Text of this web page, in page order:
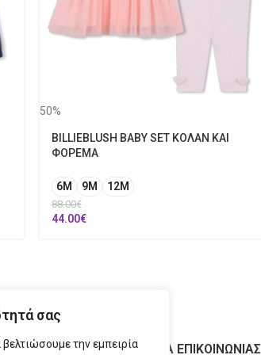
σας
την εμπειρία
50%
BILLIEBLUSH BABY SET ΚΟΛΑΝ ΚΑΙ
ΦΟΡΕΜΑ
6M 9M 12Μ
88.00€
44.00€
ΣΤΟΙΧΕΙΑ ΕΠΙΚΟΙΝΩΝΙΑΣ